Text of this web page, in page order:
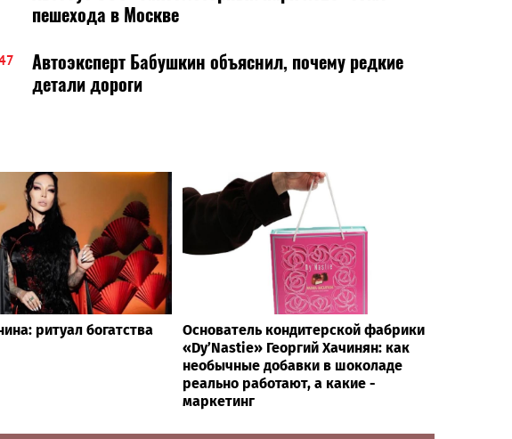
пешехода в Москве
Автоэксперт Бабушкин объяснил, почему редкие
детали дороги
ритуал богатства
Основатель кондитерской фабрики
«Dy’Nastie» Георгий Хачинян: как
необычные добавки в шоколаде
реально работают, а какие -
маркетинг